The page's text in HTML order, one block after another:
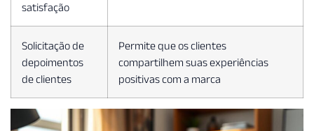
satisfação
Solicitação de
depoimentos
de clientes
Permite que os clientes
compartilhem suas experiências
positivas com a marca